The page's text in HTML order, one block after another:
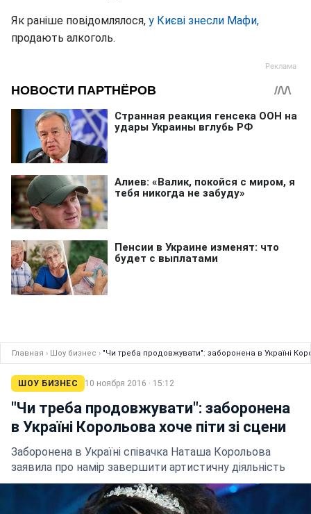
Як раніше повідомлялося, у Києві знесли Мафи,
продають алкоголь.
Главная › Шоу бизнес › "Чи треба продовжувати": заборонена в Україні
ШОУ БИЗНЕС 10 ноября 2016 · 15:12
"Чи треба продовжувати": заборонена
в Україні Корольова хоче піти зі сцени
Заборонена в Україні співачка Наташа Корольова
заявила про намір завершити артистичну діяльність